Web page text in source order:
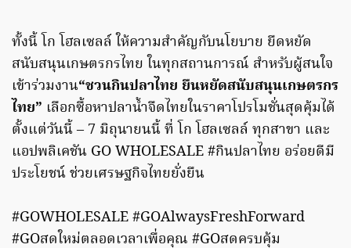
ทั้งนี้ โก โฮลเซลล์ ให้ความสำคัญกับนโยบาย ยืดหยัด
สนับสนุนเกษตรกรไทย ในทุกสถานการณ์ สำหรับผู้สนใจ
เข้าร่วมงาน“ชวนกินปลาไทย ยืนหยัดสนับสนุนเกษตรกร
ไทย” เลือกซื้อหาปลาน้ำจืดไทยในราคาโปรโมชั่นสุดคุ้มได้
ตั้งแต่วันนี้ – 7 มิถุนายนนี้ ที่ โก โฮลเซลล์ ทุกสาขา และ
แอปพลิเคชัน GO WHOLESALE #กินปลาไทย อร่อยดีมี
ประโยชน์ ช่วยเศรษฐกิจไทยยั่งยืน
#GOWHOLESALE #GOAlwaysFreshForward
#GOสดใหม่ตลอดเวลาเพื่อคุณ #GOสดครบคุ้ม